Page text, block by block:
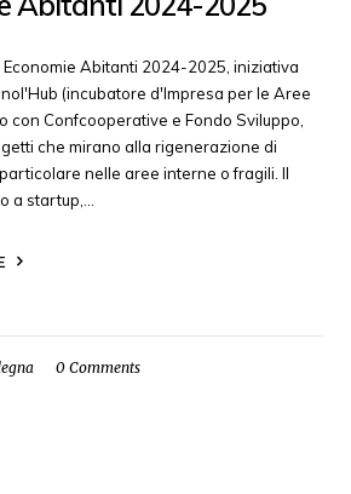
Economie Abitanti 2024-2025, iniziativa
(incubatore d'Impresa per le Aree
con Confcooperative e Fondo Sviluppo,
che mirano alla rigenerazione di
nelle aree interne o fragili. Il
a startup,…
0 Comments